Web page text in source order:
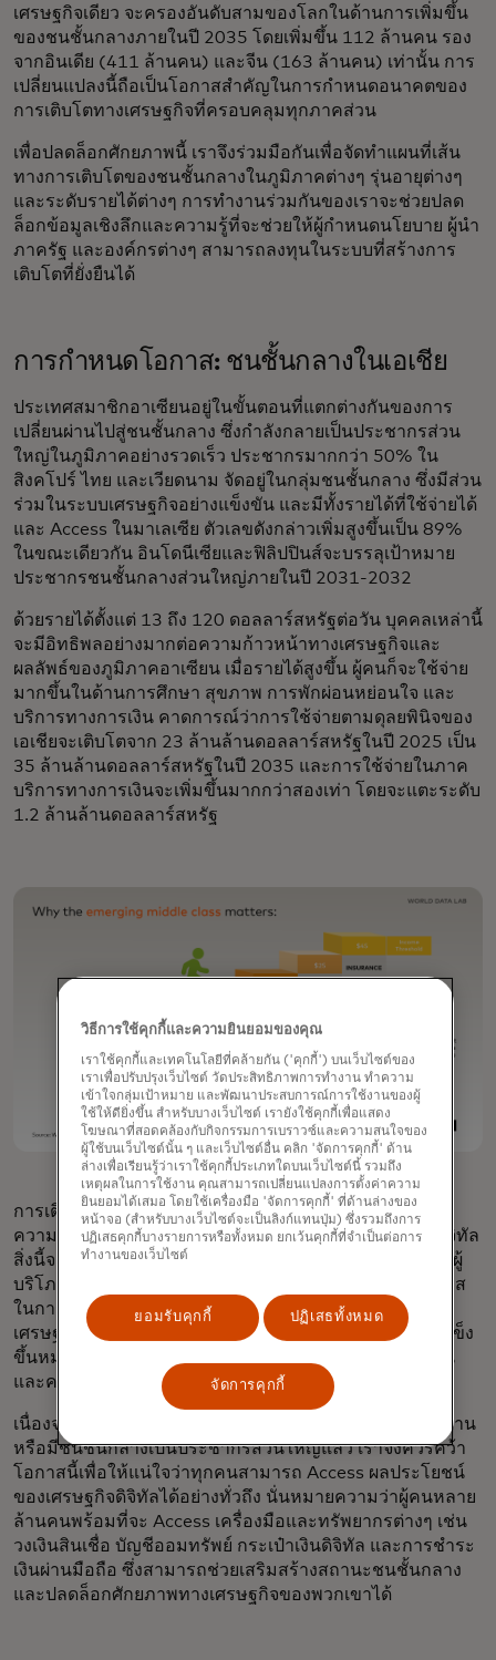
เศรษฐกิจเดียว จะครองอันดับสามของโลกในด้านการเพิ่มขึ้น
ของชนชั้นกลางภายในปี 2035 โดยเพิ่มขึ้น 112 ล้านคน รอง
จากอินเดีย (411 ล้านคน) และจีน (163 ล้านคน) เท่านั้น การ
เปลี่ยนแปลงนี้ถือเป็นโอกาสสำคัญในการกำหนดอนาคตของ
การเติบโตทางเศรษฐกิจที่ครอบคลุมทุกภาคส่วน
เพื่อปลดล็อกศักยภาพนี้ เราจึงร่วมมือกันเพื่อจัดทำแผนที่เส้น
ทางการเติบโตของชนชั้นกลางในภูมิภาคต่างๆ รุ่นอายุต่างๆ
และระดับรายได้ต่างๆ การทำงานร่วมกันของเราจะช่วยปลด
ล็อกข้อมูลเชิงลึกและความรู้ที่จะช่วยให้ผู้กำหนดนโยบาย ผู้นำ
ภาครัฐ และองค์กรต่างๆ สามารถลงทุนในระบบที่สร้างการ
เติบโตที่ยั่งยืนได้
การกำหนดโอกาส: ชนชั้นกลางในเอเชีย
ประเทศสมาชิกอาเซียนอยู่ในขั้นตอนที่แตกต่างกันของการ
เปลี่ยนผ่านไปสู่ชนชั้นกลาง ซึ่งกำลังกลายเป็นประชากรส่วน
ใหญ่ในภูมิภาคอย่างรวดเร็ว ประชากรมากกว่า 50% ใน
สิงคโปร์ ไทย และเวียดนาม จัดอยู่ในกลุ่มชนชั้นกลาง ซึ่งมีส่วน
ร่วมในระบบเศรษฐกิจอย่างแข็งขัน และมีทั้งรายได้ที่ใช้จ่ายได้
และ Access ในมาเลเซีย ตัวเลขดังกล่าวเพิ่มสูงขึ้นเป็น 89%
ในขณะเดียวกัน อินโดนีเซียและฟิลิปปินส์จะบรรลุเป้าหมาย
ประชากรชนชั้นกลางส่วนใหญ่ภายในปี 2031-2032
ด้วยรายได้ตั้งแต่ 13 ถึง 120 ดอลลาร์สหรัฐต่อวัน บุคคลเหล่านี้
จะมีอิทธิพลอย่างมากต่อความก้าวหน้าทางเศรษฐกิจและ
ผลลัพธ์ของภูมิภาคอาเซียน เมื่อรายได้สูงขึ้น ผู้คนก็จะใช้จ่าย
มากขึ้นในด้านการศึกษา สุขภาพ การพักผ่อนหย่อนใจ และ
บริการทางการเงิน คาดการณ์ว่าการใช้จ่ายตามดุลยพินิจของ
เอเชียจะเติบโตจาก 23 ล้านล้านดอลลาร์สหรัฐในปี 2025 เป็น
35 ล้านล้านดอลลาร์สหรัฐในปี 2035 และการใช้จ่ายในภาค
บริการทางการเงินจะเพิ่มขึ้นมากกว่าสองเท่า โดยจะแตะระดับ
1.2 ล้านล้านดอลลาร์สหรัฐ
การเติบโตนี้จะเปลี่ยนแปลงรูปแบบการบริโภค โดยจะเพิ่ม
ความต้องการผลิตภัณฑ์และบริการที่ปลอดภัย เช่น บัญชีดิจิทัล
สิ่งนี้จะสร้างโอกาสใหม่ๆ ให้กับธุรกิจขนาดเล็ก ซึ่งเป็นกลุ่มผู้
บริโภคกลุ่มใหม่ที่อาจผลักดันความต้องการและสร้างโอกาส
ในการขยายธุรกิจได้ และมันจะผลักดันการเติบโตทาง
เศรษฐกิจที่ครอบคลุมมากขึ้นทั่วโลก — ชนชั้นกลางที่เข้มแข็ง
ขึ้นหมายถึงเส้นทางสู่ความมั่นคงทางการเงิน ความยืดหยุ่น
และความปลอดภัย
เนื่องจากพื้นที่ส่วนใหญ่ในภูมิภาคนี้กำลังอยู่ในช่วงเปลี่ยนผ่าน
หรือมีชนชั้นกลางเป็นประชากรส่วนใหญ่แล้ว เราจึงควรคว้า
โอกาสนี้เพื่อให้แน่ใจว่าทุกคนสามารถ Access ผลประโยชน์
ของเศรษฐกิจดิจิทัลได้อย่างทั่วถึง นั่นหมายความว่าผู้คนหลาย
ล้านคนพร้อมที่จะ Access เครื่องมือและทรัพยากรต่างๆ เช่น
วงเงินสินเชื่อ บัญชีออมทรัพย์ กระเป๋าเงินดิจิทัล และการชำระ
เงินผ่านมือถือ ซึ่งสามารถช่วยเสริมสร้างสถานะชนชั้นกลาง
และปลดล็อกศักยภาพทางเศรษฐกิจของพวกเขาได้
วิธีการใช้คุกกี้และความยินยอมของคุณ
เราใช้คุกกี้และเทคโนโลยีที่คล้ายกัน ('คุกกี้') บนเว็บไซต์ของ
เราเพื่อปรับปรุงเว็บไซต์ วัดประสิทธิภาพการทำงาน ทำความ
เข้าใจกลุ่มเป้าหมาย และพัฒนาประสบการณ์การใช้งานของผู้
ใช้ให้ดียิ่งขึ้น สำหรับบางเว็บไซต์ เรายังใช้คุกกี้เพื่อแสดง
โฆษณาที่สอดคล้องกับกิจกรรมการเบราวซ์และความสนใจของ
ผู้ใช้บนเว็บไซต์นั้น ๆ และเว็บไซต์อื่น คลิก 'จัดการคุกกี้' ด้าน
ล่างเพื่อเรียนรู้ว่าเราใช้คุกกี้ประเภทใดบนเว็บไซต์นี้ รวมถึง
เหตุผลในการใช้งาน คุณสามารถเปลี่ยนแปลงการตั้งค่าความ
ยินยอมได้เสมอ โดยใช้เครื่องมือ 'จัดการคุกกี้' ที่ด้านล่างของ
หน้าจอ (สำหรับบางเว็บไซต์จะเป็นลิงก์แทนปุ่ม) ซึ่งรวมถึงการ
ปฏิเสธคุกกี้บางรายการหรือทั้งหมด ยกเว้นคุกกี้ที่จำเป็นต่อการ
ทำงานของเว็บไซต์
ยอมรับคุกกี้ ปฏิเสธทั้งหมด
จัดการคุกกี้